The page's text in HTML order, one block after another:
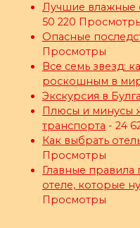
Лучшие влажные
50 220
Опасные
Просмотры
Все семь звезд:
роскошным в
Экскурсия в
Плюсы и минусы
транспорта - 24
Как выбрать
Просмотры
Главные
отеле, которые
Просмотры